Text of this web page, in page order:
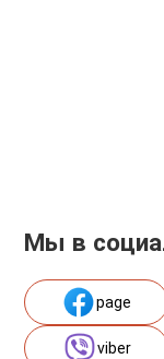
Мы в
page
viber